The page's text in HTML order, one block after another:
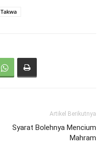
Takwa
Artikel Berikutnya
Syarat Bolehnya Mencium
Mahram